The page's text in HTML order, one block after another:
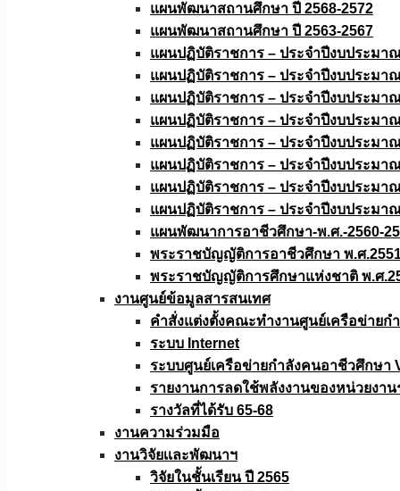
แผนพัฒนาสถานศึกษา ปี 2568-2572
แผนพัฒนาสถานศึกษา ปี 2563-2567
แผนปฏิบัติราชการ – ประจำปีงบประมา
แผนปฏิบัติราชการ – ประจำปีงบประมา
แผนปฏิบัติราชการ – ประจำปีงบประมา
แผนปฏิบัติราชการ – ประจำปีงบประมา
แผนปฏิบัติราชการ – ประจำปีงบประมา
แผนปฏิบัติราชการ – ประจำปีงบประมา
แผนปฏิบัติราชการ – ประจำปีงบประมา
แผนปฏิบัติราชการ – ประจำปีงบประมา
แผนพัฒนาการอาชีวศึกษา-พ.ศ.-2560-
พระราชบัญญัติการอาชีวศึกษา พ.ศ
พระราชบัญญัติการศึกษาแห่งชาติ พ.ศ
งานศูนย์ข้อมูลสารสนเทศ
คำสั่งแต่งตั้งคณะทำงานศูนย์เครือข่าย
ระบบ Internet
ระบบศูนย์เครือข่ายกำลังคนอาชีวศึกษา
รายงานการลดใช้พลังงานของหน่วยงา
รางวัลที่ได้รับ 65-68
งานความร่วมมือ
งานวิจัยเเละพัฒนาฯ
วิจัยในชั้นเรียน ปี 2565